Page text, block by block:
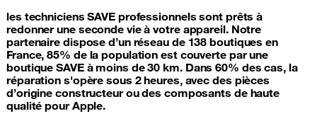
les techniciens SAVE professionnels sont prêts à
redonner une seconde vie à votre appareil. Notre
partenaire dispose d’un réseau de 138 boutiques en
France, 85% de la population est couverte par une
boutique SAVE à moins de 30 km. Dans 60% des cas, la
réparation s'opère sous 2 heures, avec des pièces
d’origine constructeur ou des composants de haute
qualité pour Apple.